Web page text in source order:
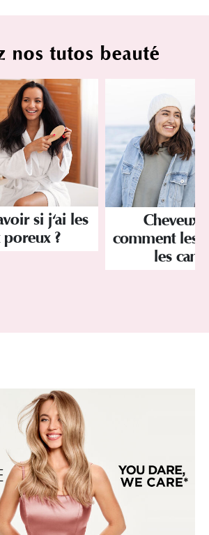
nos tutos beauté
si j'ai les
poreux ?
Cheveux
comment les
les